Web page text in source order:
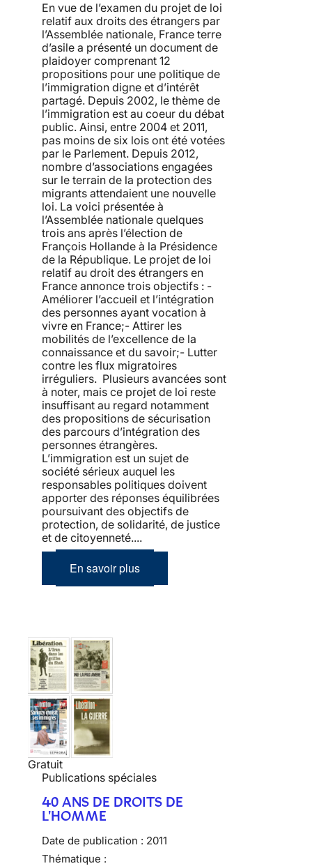
En vue de l’examen du projet de loi
relatif aux droits des étrangers par
l’Assemblée nationale, France terre
d’asile a présenté un document de
plaidoyer comprenant 12
propositions pour une politique de
l’immigration digne et d’intérêt
partagé. Depuis 2002, le thème de
l’immigration est au coeur du débat
public. Ainsi, entre 2004 et 2011,
pas moins de six lois ont été votées
par le Parlement. Depuis 2012,
nombre d’associations engagées
sur le terrain de la protection des
migrants attendaient une nouvelle
loi. La voici présentée à
l’Assemblée nationale quelques
trois ans après l’élection de
François Hollande à la Présidence
de la République. Le projet de loi
relatif au droit des étrangers en
France annonce trois objectifs : -
Améliorer l’accueil et l’intégration
des personnes ayant vocation à
vivre en France;- Attirer les
mobilités de l’excellence de la
connaissance et du savoir;- Lutter
contre les flux migratoires
irréguliers. Plusieurs avancées sont
à noter, mais ce projet de loi reste
insuffisant au regard notamment
des propositions de sécurisation
des parcours d’intégration des
personnes étrangères.
L’immigration est un sujet de
société sérieux auquel les
responsables politiques doivent
apporter des réponses équilibrées
poursuivant des objectifs de
protection, de solidarité, de justice
et de citoyenneté....
En savoir plus
Gratuit
Publications spéciales
40 ANS DE DROITS DE
L'HOMME
Date de publication : 2011
Thématique :